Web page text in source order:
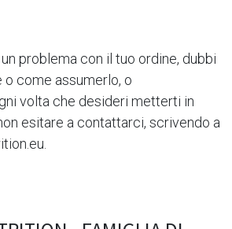
problema con il tuo ordine, dubbi
o come assumerlo, o
volta che desideri metterti in
esitare a contattarci, scrivendo a